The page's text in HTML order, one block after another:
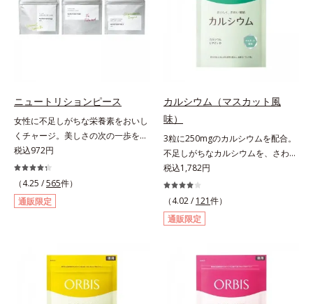
ニュートリションピース
女性に不足しがちな栄養素をおいし
くチャージ。美しさの次の一歩を引
き出すタブレット。現代女性に不足
しがちな栄養素に着目。ぽいっとひ
と口補いやすい６種類の「キレイの
素」、タブレットタイプのサプリメ
ントシリーズです。女性の不足栄養
＆葉酸」、独自加工のビタミンCで
キレイと健康をサポートする「ビタ
ミンC＆ビタミンB2」、スムーズな
リズムづくりで快調を目指す「オリ
税込972円
（4.25 /565件）
通販限定
カルシウム（マスカット風
味）
3粒に250mgのカルシウムを配合。
不足しがちなカルシウムを、さわや
かな甘さのマスカット風味で。3粒
にお魚約4.5尾分（*1）のカルシウ
ムを配合したタブレット。どんどん
不足していくカルシウムを、手軽に
おいしくチャージできる、さわやか
「五訂増補日本食品標準成分表
2010」より、さんま（生）1尾
175gとして可食部換算した場合。
税込1,782円
（4.02 / 121件）
通販限定